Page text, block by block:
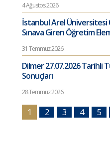
4 Ağustos 2026
İstanbul Arel Üniversitesi
Sınava Giren Öğretim
31 Temmuz 2026
Dilmer 27.07.2026 Tarihli
Sonuçları
28 Temmuz 2026
1 2 3 4 5